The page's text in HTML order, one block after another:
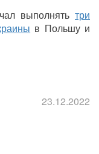
выполнять три
в Польшу и
23.12.2022